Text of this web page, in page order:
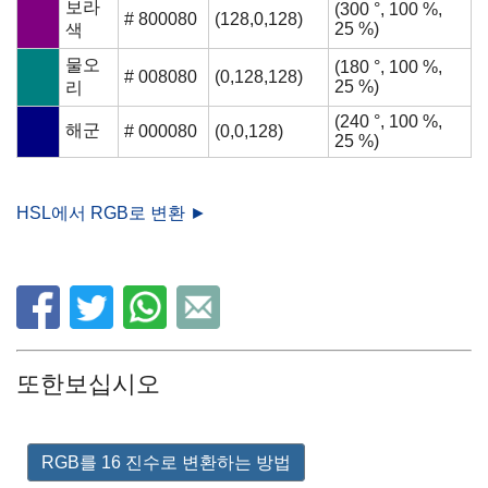
보라
색
# 800080 (128,0,128)
(300 °, 100 %,
25 %)
물오
리
# 008080 (0,128,128)
(180 °, 100 %,
25 %)
해군 # 000080 (0,0,128)
(240 °, 100 %,
25 %)
HSL에서 RGB로 변환 ►
또한보십시오
RGB를 16 진수로 변환하는 방법